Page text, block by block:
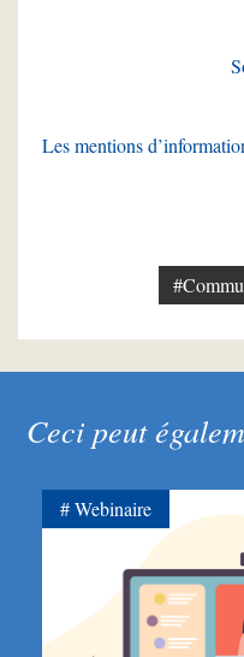
Les mentions
Ceci peut
Webinaire